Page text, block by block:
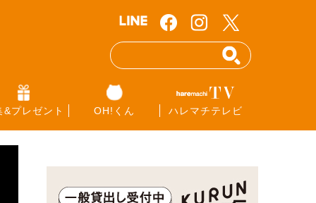
&プレゼント OH!くん ハレマチテレビ